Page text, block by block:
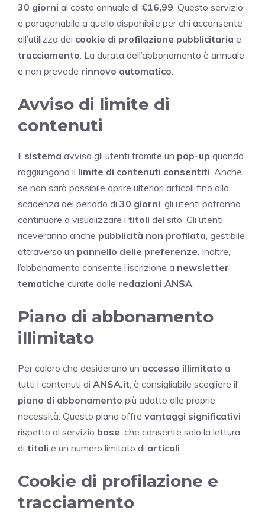
30 giorni al costo annuale di €16,99 . Questo servizio
è paragonabile a quello disponibile per chi acconsente
all’utilizzo dei cookie di profilazione pubblicitaria e
tracciamento . La durata dell’abbonamento è annuale
e non prevede rinnovo automatico
Avviso di limite di
contenuti
Il sistema avvisa gli utenti tramite un pop-up quando
raggiungono il limite di contenuti consentiti . Anche
se non sarà possibile aprire ulteriori articoli fino alla
scadenza del periodo di 30 giorni , gli utenti potranno
continuare a visualizzare i titoli del sito. Gli utenti
riceveranno anche pubblicità non profilata , gestibile
attraverso un pannello delle preferenze . Inoltre,
l’abbonamento consente l’iscrizione a newsletter
tematiche curate dalle redazioni ANSA
Piano di abbonamento
illimitato
Per coloro che desiderano un accesso illimitato a
tutti i contenuti di ANSA.it , è consigliabile scegliere il
piano di abbonamento più adatto alle proprie
necessità. Questo piano offre vantaggi significativi
rispetto al servizio base , che consente solo la lettura
di titoli e un numero limitato di articoli
Cookie di profilazione e
tracciamento